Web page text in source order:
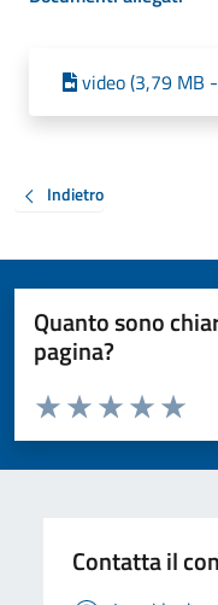
video (3,79 MB
Indietro
Quanto sono
pagina?
Valuta da 1 a 5 stelle la
Valuta
Valuta 4
Valuta 3 stelle
Valuta 2 stelle su 5
Valuta 1 stelle su 5
Contatta il